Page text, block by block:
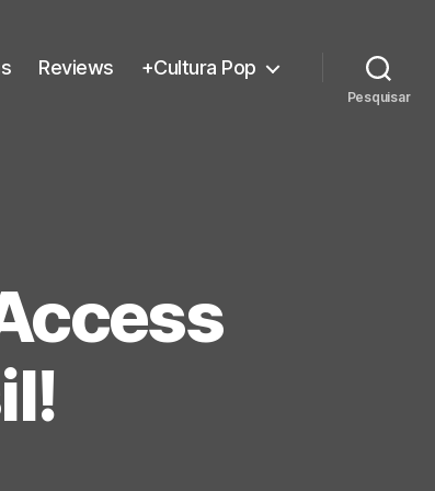
Reviews +Cultura Pop
Pesquisar